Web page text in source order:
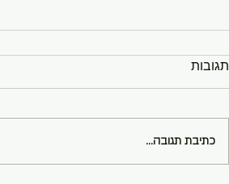
תגובות
כתיבת תגובה...